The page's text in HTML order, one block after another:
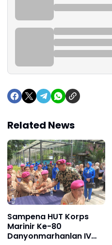
Related News
Sampena HUT Korps
Marinir Ke-80
Danyonmarhanlan IV